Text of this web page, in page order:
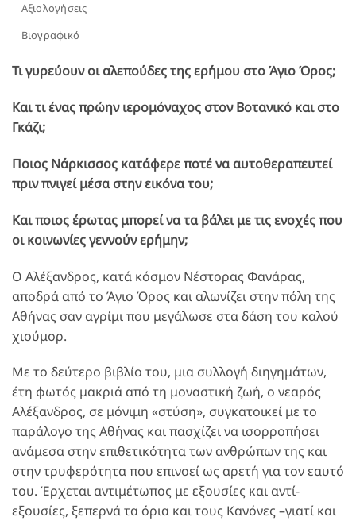
Αξιολογήσεις
Βιογραφικό
Τι γυρεύουν οι αλεπούδες της ερήμου στο Άγιο Όρος;
Και τι ένας πρώην ιερομόναχος στον Βοτανικό και στο
Γκάζι;
Ποιος Νάρκισσος κατάφερε ποτέ να αυτοθεραπευτεί
πριν πνιγεί μέσα στην εικόνα του;
Και ποιος έρωτας μπορεί να τα βάλει με τις ενοχές που
οι κοινωνίες γεννούν ερήμην;
Ο Αλέξανδρος, κατά κόσμον Νέστορας Φανάρας,
αποδρά από το Άγιο Όρος και αλωνίζει στην πόλη της
Αθήνας σαν αγρίμι που μεγάλωσε στα δάση του καλού
χιούμορ.
Με το δεύτερο βιβλίο του, μια συλλογή διηγημάτων,
έτη φωτός μακριά από τη μοναστική ζωή, ο νεαρός
Αλέξανδρος, σε μόνιμη «στύση», συγκατοικεί με το
παράλογο της Αθήνας και πασχίζει να ισορροπήσει
ανάμεσα στην επιθετικότητα των ανθρώπων της και
στην τρυφερότητα που επινοεί ως αρετή για τον εαυτό
του. Έρχεται αντιμέτωπος με εξουσίες και αντί-
εξουσίες, ξεπερνά τα όρια και τους Κανόνες –γιατί και